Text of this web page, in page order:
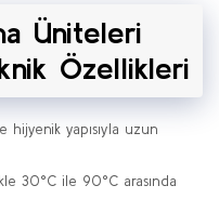
Üniteleri
Özellikleri
hijyenik yapısıyla uzun
30°C ile 90°C arasında